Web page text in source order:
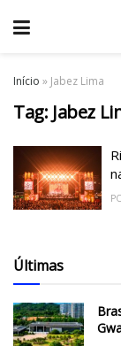
Início » Jabez Lima
Tag: Jabez
Últimas